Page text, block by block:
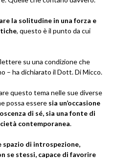
la solitudine in una forza e
, questo è il punto da cui
su una condizione che
– ha dichiarato il Dott. Di Micco.
questo tema nelle sue diverse
possa essere sia un’occasione
di sé, sia una fonte di
contemporanea.
spazio di introspezione,
se stessi, capace di favorire